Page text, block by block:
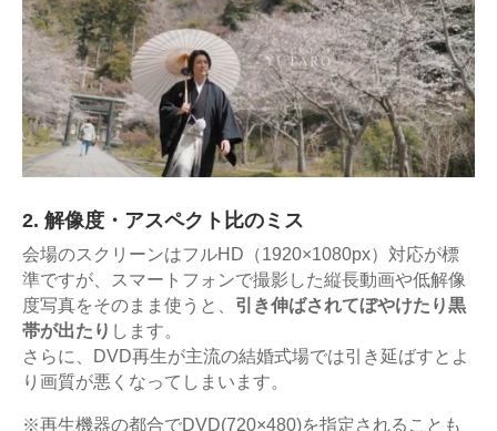
2. 解像度・アスペクト比のミス
会場のスクリーンはフルHD（1920×1080px）対応が標
準ですが、スマートフォンで撮影した縦長動画や低解像
度写真をそのまま使うと、 引き伸ばされてぼやけたり黒
帯が出たり します。
さらに、DVD再生が主流の結婚式場では引き延ばすとよ
り画質が悪くなってしまいます。
※再生機器の都合でDVD(720×480)を指定されることも